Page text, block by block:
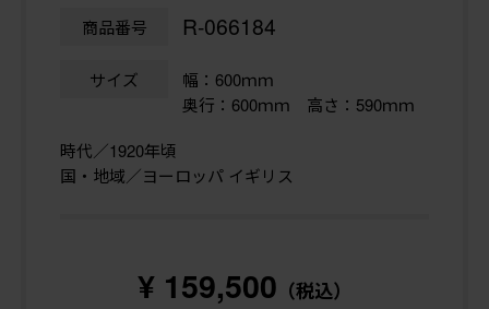
商品番号 R-066184
サイズ
幅：600ｍｍ
奥行：600ｍｍ 高さ：590ｍｍ
時代／1920年頃
国・地域／ヨーロッパ イギリス
¥ 159,500 （税込）